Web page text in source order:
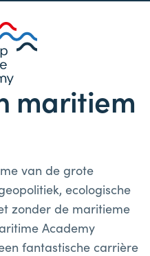
maritiem
van de grote
ecologische
zonder de maritieme
Academy
fantastische carrière